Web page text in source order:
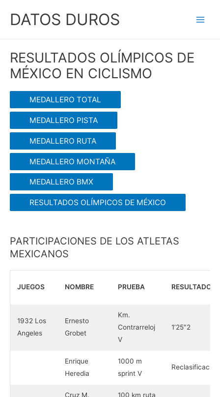
DATOS DUROS
RESULTADOS OLÍMPICOS DE
MÉXICO EN CICLISMO
MEDALLERO TOTAL
MEDALLERO PISTA
MEDALLERO RUTA
MEDALLERO MONTAÑA
MEDALLERO BMX
RESULTADOS OLÍMPICOS DE MÉXICO
PARTICIPACIONES DE LOS ATLETAS
MEXICANOS
JUEGOS NOMBRE PRUEBA RESULTADOS
1932 Los
Angeles
Ernesto
Grobet
Km.
Contrarreloj
V
1’25″2
Enrique
Heredia
1000 m
sprint V
Reclasificación
Cruz M.
100 km ruta